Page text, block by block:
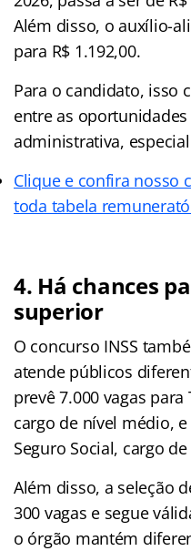
Além disso, o auxílio-
para R$ 1.192,00.
Para o candidato, isso
entre as
administrativa,
Clique e confira nosso
toda tabela
4. Há chances
superior
O concurso INSS
atende públicos
prevê 7.000 vagas
cargo de nível médio,
Seguro Social, cargo
Além disso, a seleção
300 vagas e segue
o órgão mantém